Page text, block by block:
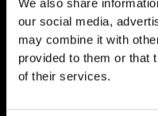
We also share
our social media,
may combine it with
provided to them or that
of their services.
€119,00